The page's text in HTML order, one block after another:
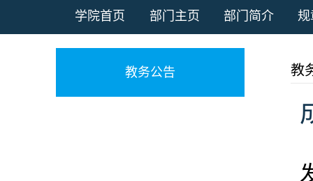
学院首页 部门主页 部门简介 规
教务公告 教